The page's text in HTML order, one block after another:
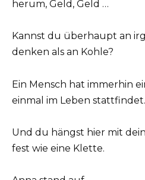
herum, Geld, Geld …
Kannst du überhaupt an
denken als an Kohle?
Ein Mensch hat immerhin
einmal im Leben stattfindet.
Und du hängst hier mit
fest wie eine Klette.